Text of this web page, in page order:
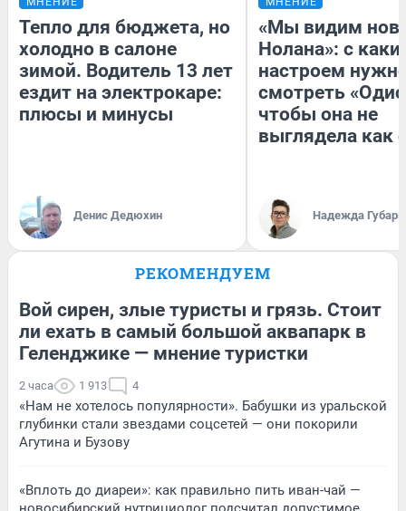
Тепло для бюджета, но
холодно в салоне
зимой. Водитель 13 лет
ездит на электрокаре:
плюсы и минусы
Денис Дедюхин
«Мы видим
Нолана»: с
настроем
смотреть
чтобы она не
выглядела как
Надежда Губарь
РЕКОМЕНДУЕМ
Вой сирен, злые туристы и грязь. Стоит
ли ехать в самый большой аквапарк в
Геленджике — мнение туристки
2 часа 1 913 4
«Нам не хотелось популярности». Бабушки из уральской
глубинки стали звездами соцсетей — они покорили
Агутина и Бузову
«Вплоть до диареи»: как правильно пить иван-чай —